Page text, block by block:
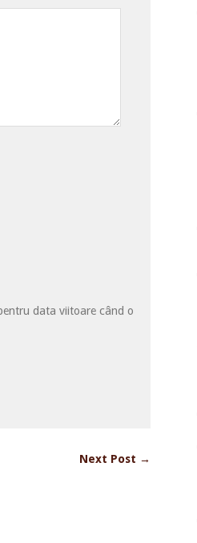
data viitoare când o
Next Post →